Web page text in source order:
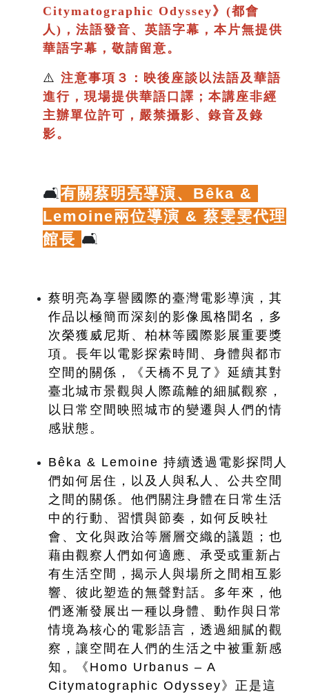
Citymatographic Odyssey》(都會
人)，法語發音、英語字幕，本片無提供
華語字幕，敬請留意。
⚠️ 注意事項３：映後座談以法語及華語
進行 ，現場提供華語口譯； 本講座非經
主辦單位許可，嚴禁攝影、錄音及錄
影。
🛋️有關蔡明亮導演、 Bêka &
Lemoine兩位導演 & 蔡雯雯代理
館長 🛋️
蔡明亮為享譽國際的臺灣電影導演，其
作品以極簡而深刻的影像風格聞名，多
次榮獲威尼斯、柏林等國際影展重要獎
項。長年以電影探索時間、身體與都市
空間的關係，《天橋不見了》延續其對
臺北城市景觀與人際疏離的細膩觀察，
以日常空間映照城市的變遷與人們的情
感狀態。
Bêka & Lemoine 持續透過電影探問人
們如何居住，以及人與私人、公共空間
之間的關係。他們關注身體在日常生活
中的行動、習慣與節奏，如何反映社
會、文化與政治等層層交織的議題；也
藉由觀察人們如何適應、承受或重新占
有生活空間，揭示人與場所之間相互影
響、彼此塑造的無聲對話。多年來，他
們逐漸發展出一種以身體、動作與日常
情境為核心的電影語言，透過細膩的觀
察，讓空間在人們的生活之中被重新感
知。《Homo Urbanus – A
Citymatographic Odyssey》正是這